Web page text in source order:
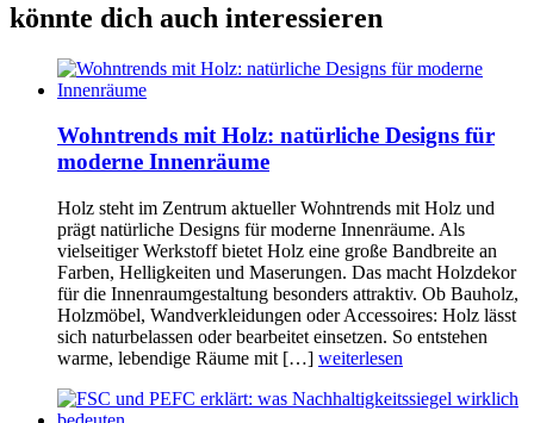
könnte dich auch interessieren
Wohntrends mit Holz: natürliche Designs für
moderne Innenräume
Holz steht im Zentrum aktueller Wohntrends mit Holz und
prägt natürliche Designs für moderne Innenräume. Als
vielseitiger Werkstoff bietet Holz eine große Bandbreite an
Farben, Helligkeiten und Maserungen. Das macht Holzdekor
für die Innenraumgestaltung besonders attraktiv. Ob Bauholz,
Holzmöbel, Wandverkleidungen oder Accessoires: Holz lässt
sich naturbelassen oder bearbeitet einsetzen. So entstehen
warme, lebendige Räume mit […] weiterlesen